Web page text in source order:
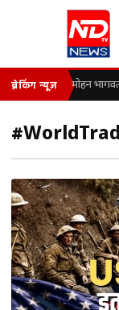
ब्रेकिंग न्यूज़ मोहन